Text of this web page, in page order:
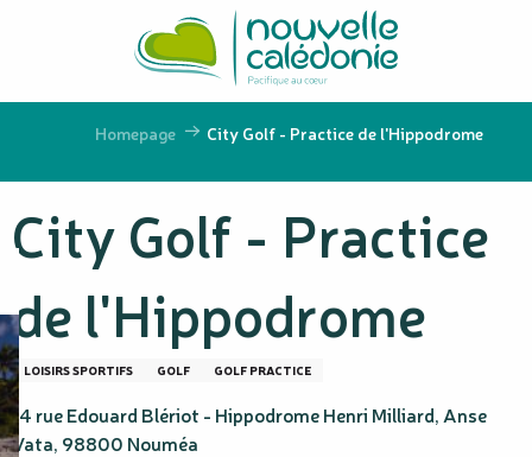
principal
Homepage City Golf - Practice de l'Hippodrome
City Golf - Practice
de l'Hippodrome
LOISIRS SPORTIFS GOLF GOLF PRACTICE
14 rue Edouard Blériot - Hippodrome Henri Milliard, Anse
Vata, 98800 Nouméa